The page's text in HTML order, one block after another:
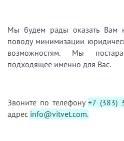
Мы будем рады оказать Вам
поводу минимизации
возможностям. Мы
подходящее именно для Вас.
Звоните по телефону+7 (383)
адрес info@vitvet.com.